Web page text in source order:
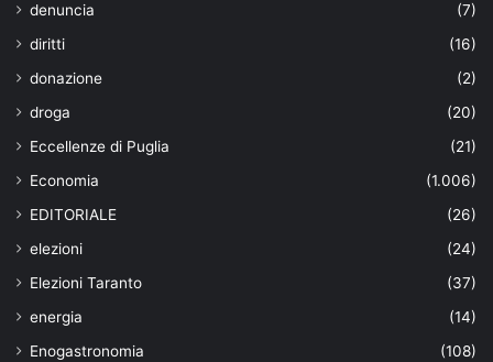
denuncia
(7)
diritti
(16)
donazione
(2)
droga
(20)
Eccellenze di Puglia
(21)
Economia
(1.006)
EDITORIALE
(26)
elezioni
(24)
Elezioni Taranto
(37)
energia
(14)
Enogastronomia
(108)